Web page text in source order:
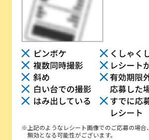
※上記のようなレシート画像でのご応募の場合、
無効となる可能性がございます。